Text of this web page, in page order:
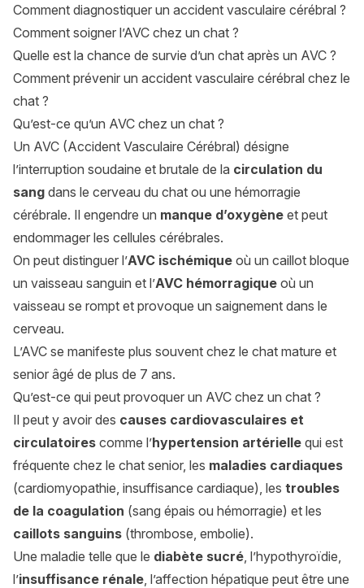
Comment diagnostiquer un accident vasculaire cérébral ?
Comment soigner l’AVC chez un chat ?
Quelle est la chance de survie d’un chat après un AVC ?
Comment prévenir un accident vasculaire cérébral chez le
chat ?
Qu’est-ce qu’un AVC chez un chat ?
Un AVC (Accident Vasculaire Cérébral) désigne
l’interruption soudaine et brutale de la circulation du
sang dans le cerveau du chat ou une hémorragie
cérébrale. Il engendre un manque d’oxygène et peut
endommager les cellules cérébrales.
On peut distinguer l’AVC ischémique où un caillot bloque
un vaisseau sanguin et l’AVC hémorragique où un
vaisseau se rompt et provoque un saignement dans le
cerveau.
L’AVC se manifeste plus souvent chez le chat mature et
senior âgé de plus de 7 ans.
Qu’est-ce qui peut provoquer un AVC chez un chat ?
Il peut y avoir des causes cardiovasculaires et
circulatoires comme l’hypertension artérielle qui est
fréquente chez le chat senior, les maladies cardiaques
(cardiomyopathie, insuffisance cardiaque), les troubles
de la coagulation (sang épais ou hémorragie) et les
caillots sanguins (thrombose, embolie).
Une maladie telle que le diabète sucré, l’hypothyroïdie,
l’insuffisance rénale, l’affection hépatique peut être une